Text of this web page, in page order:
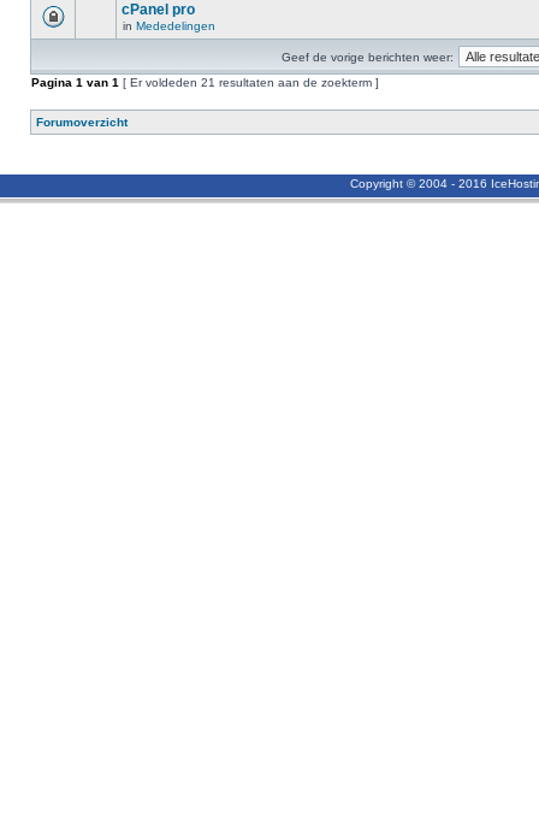
cPanel pro
in Mededelingen
Geef de vorige berichten weer:
Pagina 1 van 1 [ Er voldeden 21 resultaten aan de zoekterm ]
Forumoverzicht
Copyright © 2004 - 2016